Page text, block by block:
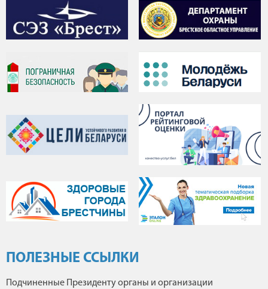
ПОЛЕЗНЫЕ ССЫЛКИ
Подчиненные Президенту органы и организации